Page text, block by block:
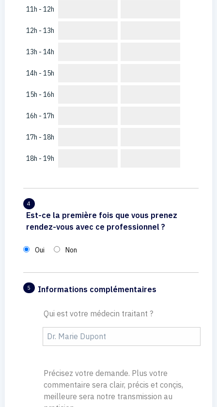
11h - 12h
12h - 13h
13h - 14h
14h - 15h
15h - 16h
16h - 17h
17h - 18h
18h - 19h
4
Est-ce la première fois que vous prenez
rendez-vous avec ce professionnel ?
Oui Non
5 Informations complémentaires
Qui est votre médecin traitant ?
Précisez votre demande. Plus votre
commentaire sera clair, précis et conçis,
meilleure sera notre transmission au